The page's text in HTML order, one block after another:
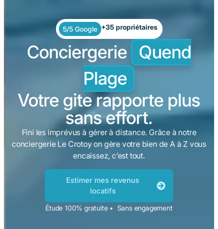
5/5 Google +35 propriétaires
Conciergerie Quend
Plage
Votre gite rapporte plus
sans effort.
Fini les imprévus à gérer à distance. Grâce à notre
conciergerie Le Crotoy on gère votre bien de A à Z vous
encaissez, c’est tout.
Estimer mes revenus
locatifs
Étude 100% gratuite • Sans engagement